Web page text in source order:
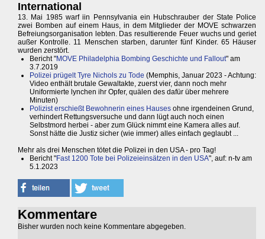
International
13. Mai 1985 warf iin Pennsylvania ein Hubschrauber der State Police
zwei Bomben auf einem Haus, in dem Mitglieder der MOVE schwarzen
Befreiungsorganisation lebten. Das resultierende Feuer wuchs und geriet
außer Kontrolle. 11 Menschen starben, darunter fünf Kinder. 65 Häuser
wurden zerstört.
Bericht "MOVE Philadelphia Bombing Geschichte und Fallout" am
3.7.2019
Polizei prügelt Tyre Nichols zu Tode (Memphis, Januar 2023 - Achtung:
Video enthält brutale Gewaltakte, zuerst vier, dann noch mehr
Uniformierte lynchen ihr Opfer, quälen des dafür über mehrere
Minuten)
Polizist erschießt Bewohnerin eines Hauses ohne irgendeinen Grund,
verhindert Rettungsversuche und dann lügt auch noch einen
Selbstmord herbei - aber zum Glück nimmt eine Kamera alles auf.
Sonst hätte die Justiz sicher (wie immer) alles einfach geglaubt ...
Mehr als drei Menschen tötet die Polizei in den USA - pro Tag!
Bericht "Fast 1200 Tote bei Polizeieinsätzen in den USA", auf: n-tv am
5.1.2023
Kommentare
Bisher wurden noch keine Kommentare abgegeben.